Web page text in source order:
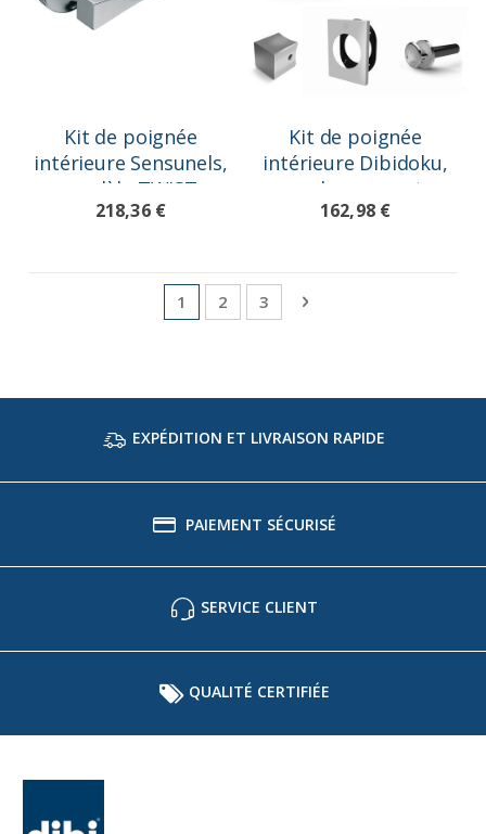
Kit de poignée
intérieure Sensunels,
modèle TWIST
218,36 €
Kit de poignée
intérieure Dibidoku,
couleur argent
162,98 €
PageVous lisez actuellement la page
1 Page
2 Page
3 Page
Suivant
EXPÉDITION ET LIVRAISON RAPIDE
PAIEMENT SÉCURISÉ
SERVICE CLIENT
QUALITÉ CERTIFIÉE